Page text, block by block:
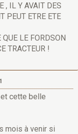
, IL Y AVAIT DES
PEUT ETRE ETE
LE FORDSON
TRACTEUR !
cette belle
mois à venir si